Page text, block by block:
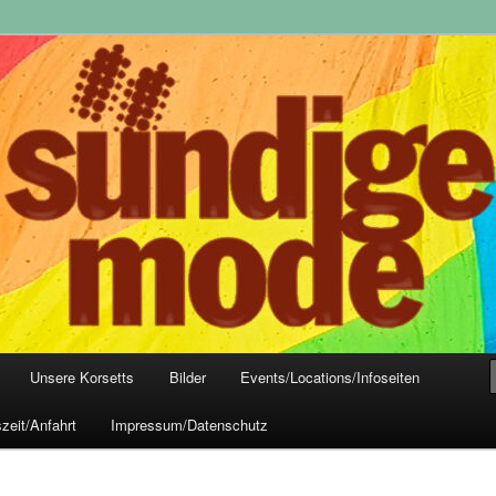
Frankfurt
Mode, Club- und Dark-Wear seit 2004
Unsere Korsetts Bilder Events/Locations/Infoseiten
Anfahrt Impressum/Datenschutz